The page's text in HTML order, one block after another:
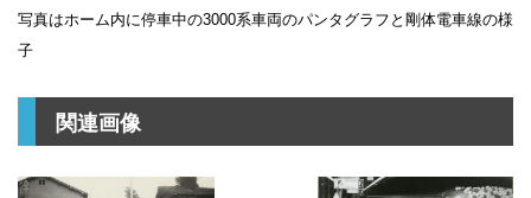
写真はホーム内に停車中の3000系車両のパンタグラフと剛体電車線の様
子
関連画像